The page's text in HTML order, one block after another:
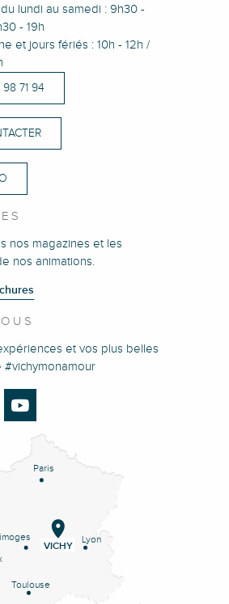
lundi au samedi : 9h30 -
- 19h
et jours fériés : 10h - 12h /
71 94
nos magazines et les
nos animations.
et vos plus belles
#vichymonamour
Paris
Lyon
Toulouse
VICHY